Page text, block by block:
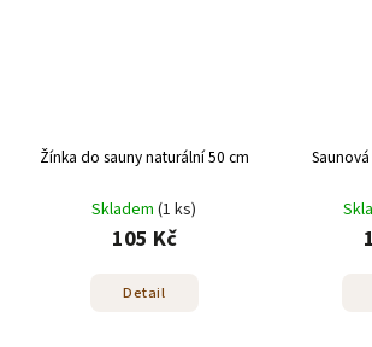
Žínka do sauny naturální 50 cm
Skladem (1 ks)
105 Kč
Detail